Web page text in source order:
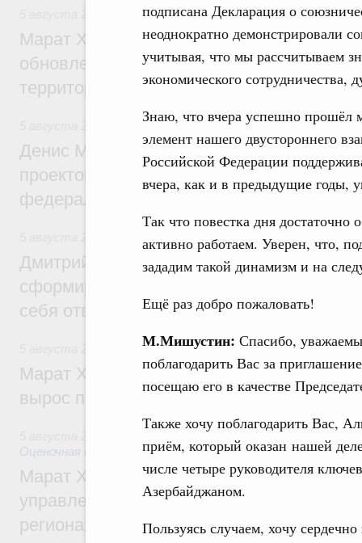
подписана Декларация о
неоднократно демонстрировали
учитывая, что мы рассчитываем
экономического сотрудничества,
Знаю, что вчера успешно
элемент нашего двустороннего
Российской Федерации
вчера, как и в предыдущие годы,
Так что повестка дня
активно работаем. Уверен, что,
зададим такой динамизм и на
Ещё раз добро пожаловать!
М.Мишустин: Спасибо,
поблагодарить Вас за
посещаю его в качестве
Также хочу поблагодарить Вас,
приём, который оказан нашей
числе четыре руководителя
Азербайджаном.
Пользуясь случаем, хочу
Жилищно-коммунальное хозяйство
Марат Хуснуллин: Более 4,3 тыс.
обновлено в России при участии Фонда
территорий
Инструменты развития территорий.
Денис Мантуров провёл совещание по
проектов института кураторства в
федеральном округе
Молодёжная политика
Дмитрий Чернышенко: Всемирный
сформировал целое сообщество людей,
себя ответственность за будущее
Национальный проект «Инфраструктура
Марат Хуснуллин: Ввод нежилых зданий
вырос почти на треть
Земельные отношения. Кадастровая
Оценочная деятельность
Марат Хуснуллин: По решению
управление «ДОМ.РФ» перейдёт более
регионах